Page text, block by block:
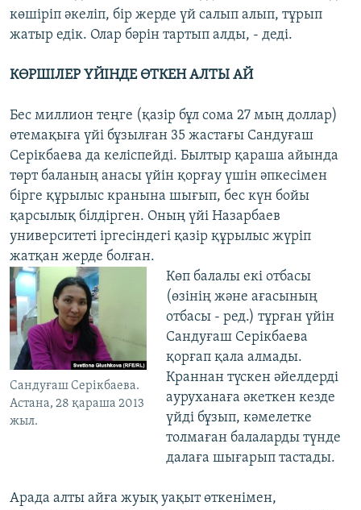
көшіріп әкеліп, бір жерде үй салып алып, тұрып
жатыр едік. Олар бәрін тартып алды, - деді.
КӨРШІЛЕР ҮЙІНДЕ ӨТКЕН АЛТЫ АЙ
Бес миллион теңге (қазір бұл сома 27 мың доллар)
өтемақыға үйі бұзылған 35 жастағы Сандуғаш
Серікбаева да келіспейді. Былтыр қараша айында
төрт баланың анасы үйін қорғау үшін әпкесімен
бірге құрылыс кранына шығып, бес күн бойы
қарсылық білдірген. Оның үйі Назарбаев
университеті іргесіндегі қазір құрылыс жүріп
жатқан жерде болған.
Сандуғаш Серікбаева.
Астана, 28 қараша 2013
жыл.
Көп балалы екі отбасы
(өзінің және ағасының
отбасы - ред.) тұрған үйін
Сандуғаш Серікбаева
қорғап қала алмады.
Краннан түскен әйелдерді
ауруханаға әкеткен кезде
үйді бұзып, кәмелетке
толмаған балаларды түнде
далаға шығарып тастады.
Арада алты айға жуық уақыт өткенімен,